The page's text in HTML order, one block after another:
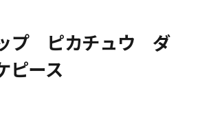
プ ピカチュウ ダ
ース